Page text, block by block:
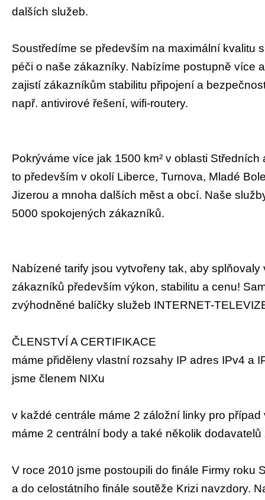
dalších služeb.
Soustředíme se především na maximální kvalitu
péči o naše zákazníky. Nabízíme postupně více
zajistí zákazníkům stabilitu připojení a
např. antivirové řešení, wifi-routery.
Pokrýváme více jak 1500 km² v oblasti
to především v okolí Liberce, Turnova, Mladé
Jizerou a mnoha dalších měst a obcí. Naše
5000 spokojených zákazníků.
Nabízené tarify jsou vytvořeny tak, aby
zákazníků především výkon, stabilitu a cenu!
zvýhodněné balíčky služeb INTERNET-
ČLENSTVÍ A CERTIFIKACE
máme přiděleny vlastní rozsahy IP adres IPv4 a
jsme členem NIXu
v každé centrále máme 2 záložní linky pro případ
máme 2 centrální body a také několik
V roce 2010 jsme postoupili do finále Firmy roku
a do celostátního finále soutěže Krizi navzdory.